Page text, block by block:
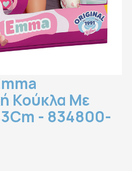
Κούκλα Με
- 834800-